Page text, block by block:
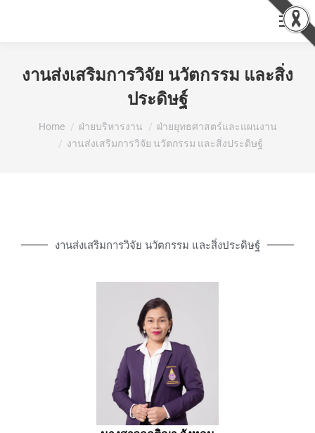
งานส่งเสริมการวิจัย นวัตกรรม และสิ่ง
ประดิษฐ์
You are here:
Home ฝ่ายบริหารงาน
ฝ่ายยุทธศาสตร์และแผนงาน
งานส่งเสริมการวิจัย นวัตกรรม และสิ่งประดิษฐ์
งานส่งเสริมการวิจัย นวัตกรรม และสิ่งประดิษฐ์